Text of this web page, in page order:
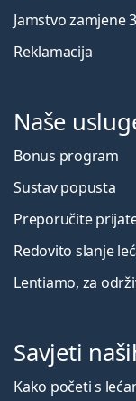
Jamstvo zamjene
Reklamacija
Naše
Bonus program
Sustav popusta
Preporučite
Redovito slanje
Lentiamo, za
Savjeti
Kako početi s